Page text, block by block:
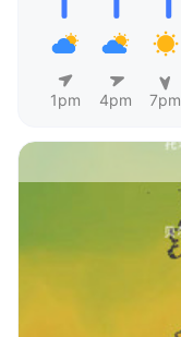
1pm 4pm 7pm